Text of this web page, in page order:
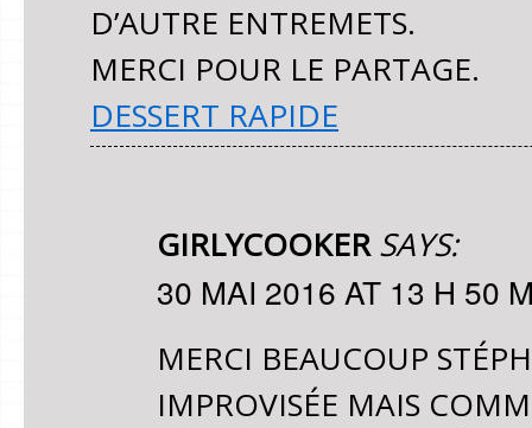
D’AUTRE ENTREMETS.
MERCI POUR LE PARTAGE.
DESSERT RAPIDE
GIRLYCOOKER SAYS:
30 MAI 2016 AT 13 H 50
MERCI BEAUCOUP
IMPROVISÉE MAIS